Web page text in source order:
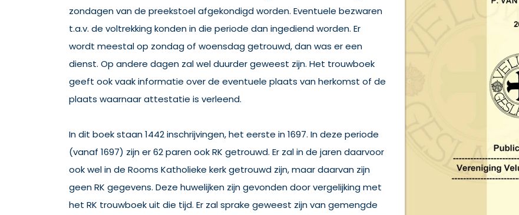
zondagen van de preekstoel afgekondigd worden. Eventuele bezwaren
t.a.v. de voltrekking konden in die periode dan ingediend worden. Er
wordt meestal op zondag of woensdag getrouwd, dan was er een
dienst. Op andere dagen zal wel duurder geweest zijn. Het trouwboek
geeft ook vaak informatie over de eventuele plaats van herkomst of de
plaats waarnaar attestatie is verleend.
In dit boek staan 1442 inschrijvingen, het eerste in 1697. In deze periode
(vanaf 1697) zijn er 62 paren ook RK getrouwd. Er zal in de jaren daarvoor
ook wel in de Rooms Katholieke kerk getrouwd zijn, maar daarvan zijn
geen RK gegevens. Deze huwelijken zijn gevonden door vergelijking met
het RK trouwboek uit die tijd. Er zal sprake geweest zijn van gemengde